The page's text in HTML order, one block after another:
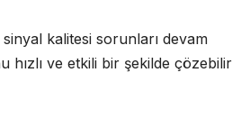
kalitesi sorunları devam
ve etkili bir şekilde